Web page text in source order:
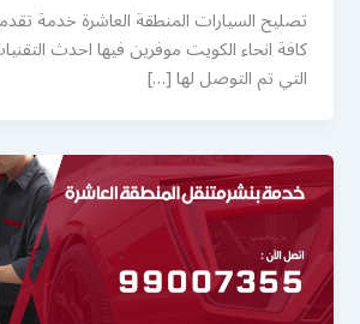
تصليح السيارات المنطقة العاشرة خدمة
كافة انحاء الكويت موفرين فيها احدث
التي تم التوصل لها […]